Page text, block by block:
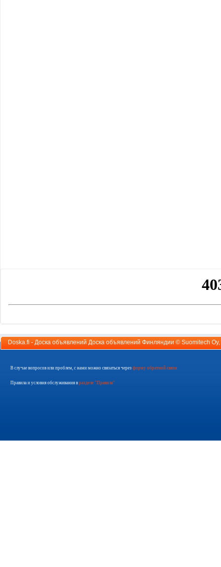
Doska.fi - Доска объявлений Доска объявлений Финляндии © Suomitech Oy
В случае вопросов или проблем, с нами можно связаться через форму обратной связи
Правила и условия обслуживания в разделе "Правила"